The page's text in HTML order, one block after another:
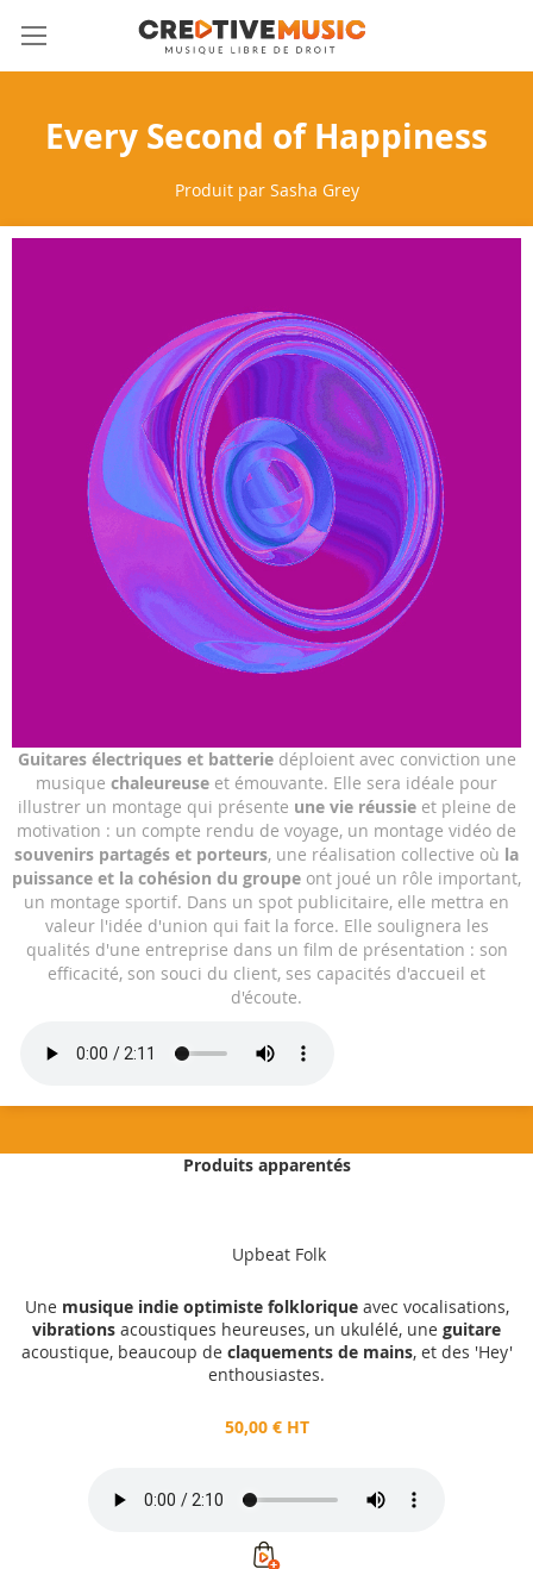
Allez
au
contenu
Every Second of Happiness
Produit par Sasha Grey
end
of
images
gallery
Skip
to
the
beginning
of
the
images
gallery
Guitares électriques et batteriedéploient avec conviction une
musique chaleureuse et émouvante. Elle sera idéale pour
illustrer un montage qui présente une vie réussieet pleine de
motivation : un compte rendu de voyage, un montage vidéo de
souvenirs partagés et porteurs, une réalisation collective où la
puissance et la cohésion du groupe ont joué un rôle important,
un montage sportif. Dans un spot publicitaire, elle mettra en
valeur l'idée d'union qui fait la force. Elle soulignera les
qualités d'une entreprise dans un film de présentation : son
efficacité, son souci du client, ses capacités d'accueil et
d'écoute.
Ajouter au panier
Produits apparentés
Upbeat Folk
Une musique indie optimiste folkloriqueavec vocalisations,
vibrations acoustiques heureuses, un ukulélé, une guitare
acoustique, beaucoup de claquements de mains, et des 'Hey'
enthousiastes.
50,00 € HT